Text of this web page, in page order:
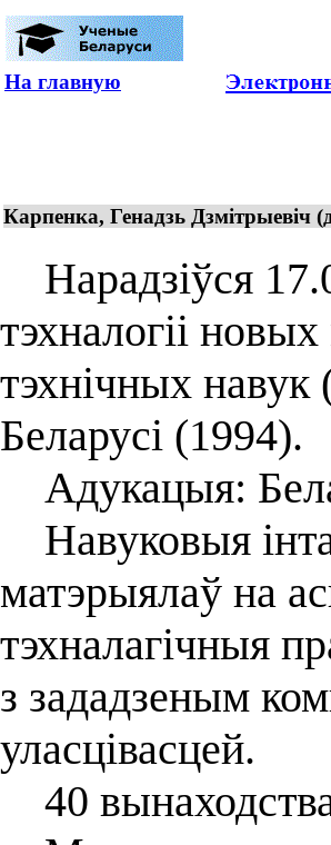
На главную
Карпенка, Генадзь Дзмітрыевіч
Нарадзіўся
тэхналогіі
тэхнічных
Беларусі (1994).
Адукацыя:
Навуковыя
матэрыялаў на
тэхналагічныя
з зададзеным
уласцівасцей.
40